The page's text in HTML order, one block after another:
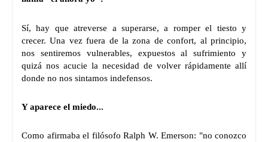
Sí, hay que atreverse a superarse, a romper el tiesto y
crecer. Una vez fuera de la zona de confort, al principio,
nos sentiremos vulnerables, expuestos al sufrimiento y
quizá nos acucie la necesidad de volver rápidamente allí
donde no nos sintamos indefensos.
Y aparece el miedo...
Como afirmaba el filósofo Ralph W. Emerson: "no conozco